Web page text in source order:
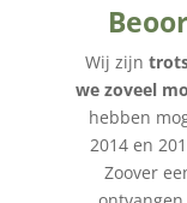
Wij zijn
we zoveel
hebben
2014 en
Zoover